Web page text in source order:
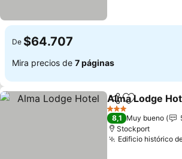
De $64.707
Mira precios de 7 páginas
CompartirAgregar a
Alma Lodge
3 Estrellas
8,1 Muy bueno
Stockport
Edificio histórico